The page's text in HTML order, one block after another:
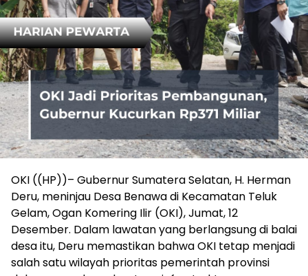
OKI ((HP))– Gubernur Sumatera Selatan, H. Herman
Deru, meninjau Desa Benawa di Kecamatan Teluk
Gelam, Ogan Komering Ilir (OKI), Jumat, 12
Desember. Dalam lawatan yang berlangsung di balai
desa itu, Deru memastikan bahwa OKI tetap menjadi
salah satu wilayah prioritas pemerintah provinsi